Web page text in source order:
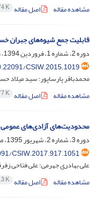
مشاهده مقاله
اصل مقاله K
قابلیت جمع شیوه‌های جبران
دوره 2، شماره 1، فروردین 1394، صفحه
CSIW.2015.1019
محمدباقر پارساپور؛ سید میلاد
مشاهده مقاله
اصل مقاله K
محدودیت‌های آزادی‌های
دوره 3، شماره 2، شهریور 1395، صفحه
CSIW.2017.917.1051
علی بهادری جهرمی؛ علی فتاحی
مشاهده مقاله
اصل مقاله K